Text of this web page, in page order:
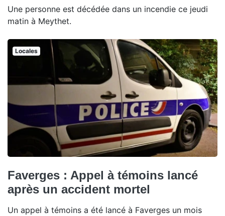
Une personne est décédée dans un incendie ce jeudi
matin à Meythet.
Locales
Faverges : Appel à témoins lancé
après un accident mortel
Un appel à témoins a été lancé à Faverges un mois